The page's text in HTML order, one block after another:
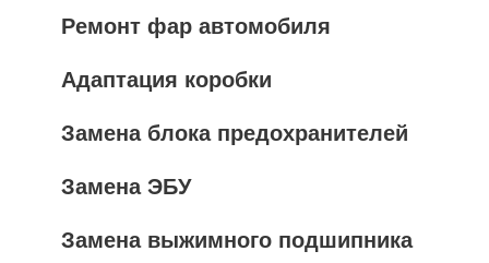
Ремонт фар автомобиля
Адаптация коробки
Замена блока предохранителей
Замена ЭБУ
Замена выжимного подшипника